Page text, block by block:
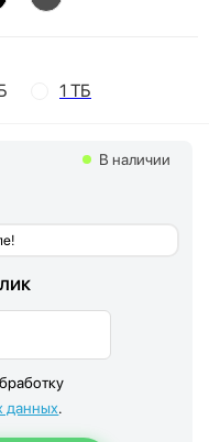
1 ТБ
В наличии
данных.